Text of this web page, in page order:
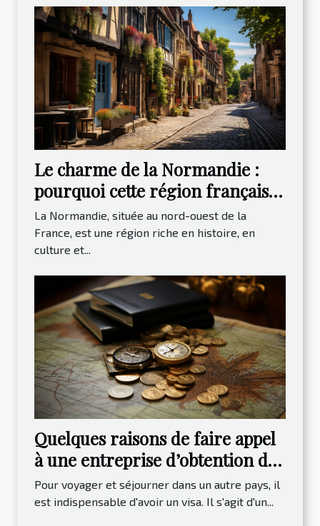
Le charme de la Normandie :
pourquoi cette région française
est-elle une destination de choix
pour les voyageurs ?
La Normandie, située au nord-ouest de la
France, est une région riche en histoire, en
culture et...
Quelques raisons de faire appel
à une entreprise d’obtention de
visa
Pour voyager et séjourner dans un autre pays, il
est indispensable d'avoir un visa. Il s'agit d'un...